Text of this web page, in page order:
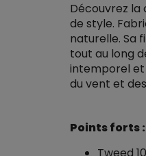
Découvrez la
de style.
naturelle. Sa
tout au long
intemporel et
du vent et
Points forts :